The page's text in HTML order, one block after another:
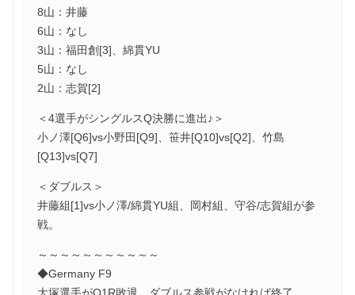
8山：井藤
6山：なし
3山：福田創[3]、綿貫YU
5山：なし
2山：志賀[2]
＜4選手がシングルスQ決勝に進出♪＞
小ノ澤[Q6]vs小野田[Q9]、笹井[Q10]vs[Q2]、竹島
[Q13]vs[Q7]
＜ダブルス＞
井藤組[1]vs小ノ澤/綿貫YU組、岡村組、守谷/志賀組が参
戦。
～～～～～～～～～～～
◆Germany F9